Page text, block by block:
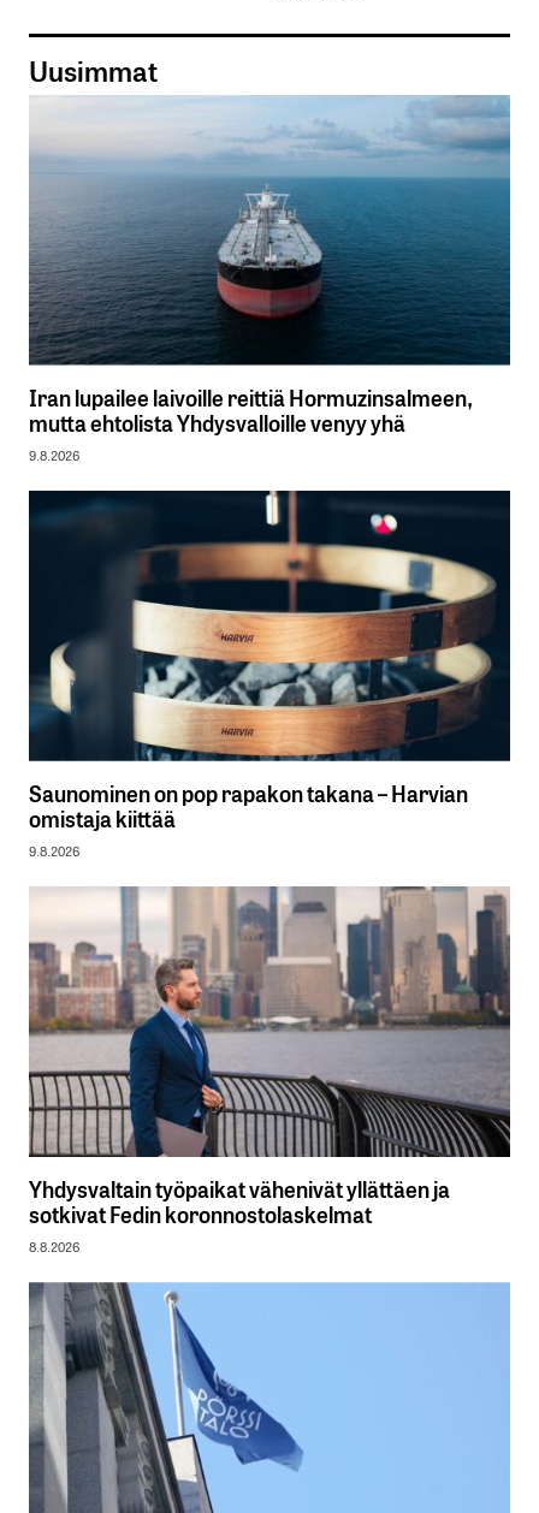
Uusimmat
Iran lupailee laivoille reittiä Hormuzinsalmeen,
mutta ehtolista Yhdysvalloille venyy yhä
9.8.2026
Saunominen on pop rapakon takana – Harvian
omistaja kiittää
9.8.2026
Yhdysvaltain työpaikat vähenivät yllättäen ja
sotkivat Fedin koronnostolaskelmat
8.8.2026